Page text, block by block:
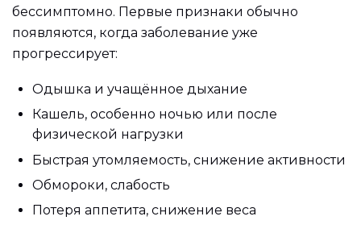
бессимптомно. Первые признаки обычно
появляются, когда заболевание уже
прогрессирует:
Одышка и учащённое дыхание
Кашель, особенно ночью или после
физической нагрузки
Быстрая утомляемость, снижение активности
Обмороки, слабость
Потеря аппетита, снижение веса